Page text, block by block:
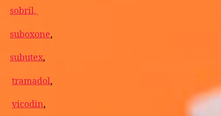
sobril,
suboxone,
subutex,
tramadol,
vicodin,